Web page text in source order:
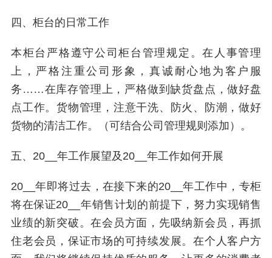
四、柜台的日常工作
本柜台严格遵守公司柜台管理规定。在人事管理
上，严格注重公司形象，真诚耐心地为客户服
务……在库存管理上，严格做到缺货盘点，做好盘
点工作。货物管理，注意干洗、防火、防潮，做好
货物的清洁工作。（可结合公司管理规则添加）。
五、20__年工作展望及20__年工作如何开展
20__年即将过去，在接下来的20__年工作中，专柜
将在保证20__年销售计划的前提下，努力实现销售
业绩的新突破。在会员方面，先吸纳新会员，再抓
住老会员，保证市场的可持续发展。在个人客户方